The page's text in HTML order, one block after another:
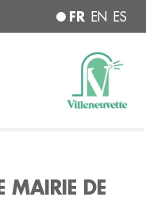
FR EN ES
MAIRIE DE